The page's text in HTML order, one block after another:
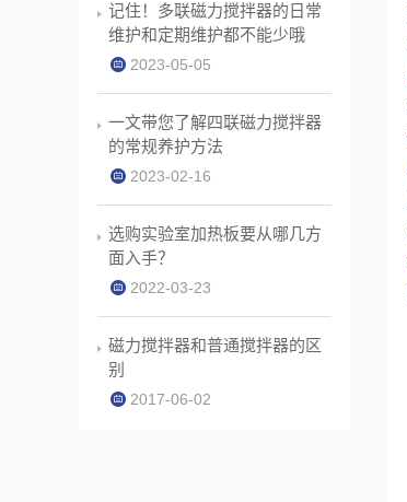
记住！多联磁力搅拌器的日常
维护和定期维护都不能少哦
2023-05-05
一文带您了解四联磁力搅拌器
的常规养护方法
2023-02-16
选购实验室加热板要从哪几方
面入手？
2022-03-23
磁力搅拌器和普通搅拌器的区
别
2017-06-02